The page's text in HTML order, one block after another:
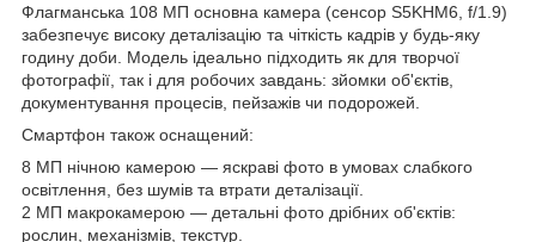
Флагманська 108 МП основна камера (сенсор S5KHM6, f/1.9)
забезпечує високу деталізацію та чіткість кадрів у будь-яку
годину доби. Модель ідеально підходить як для творчої
фотографії, так і для робочих завдань: зйомки об'єктів,
документування процесів, пейзажів чи подорожей.
Смартфон також оснащений:
8 МП нічною камерою — яскраві фото в умовах слабкого
освітлення, без шумів та втрати деталізації.
2 МП макрокамерою — детальні фото дрібних об'єктів:
рослин, механізмів, текстур.